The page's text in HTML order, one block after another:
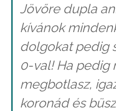
Jövőre dupla
kívánok
dolgokat pedig
0-val! Ha pedig
megbotlasz,
koronád és